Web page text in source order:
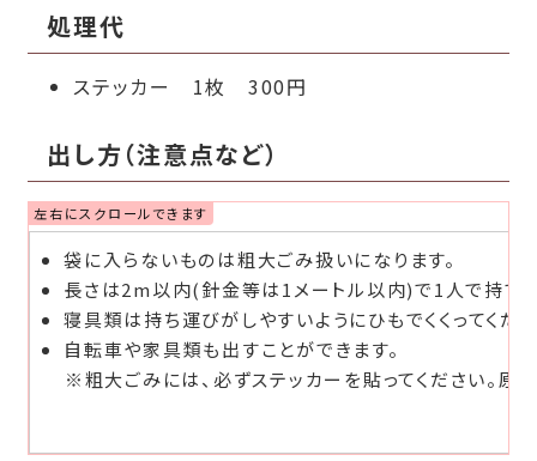
処理代
ステッカー 1枚 300円
出し方（注意点など）
袋に入らないものは粗大ごみ扱いになります。
長さは2m以内(針金等は1メートル以内)で1人で持てる
寝具類は持ち運びがしやすいようにひもでくくってくだ
自転車や家具類も出すことができます。
※粗大ごみには、必ずステッカーを貼ってください。原